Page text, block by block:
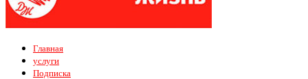
Главная
услуги
Подписка